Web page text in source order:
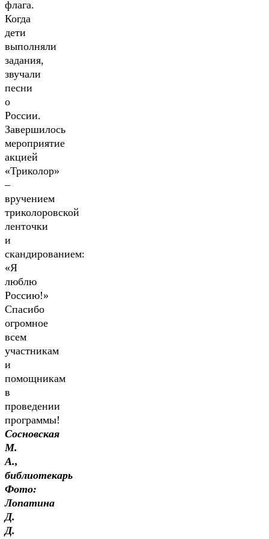
флага.
Когда
дети
выполняли
задания,
звучали
песни
о
России.
Завершилось
мероприятие
акцией
«Триколор»
–
вручением
триколоровской
ленточки
и
скандированием:
«Я
люблю
Россию!»
Спасибо
огромное
всем
участникам
и
помощникам
в
проведении
программы!
Сосновская
М.
А.,
библиотекарь
Фото:
Лопатина
Д.
Д.